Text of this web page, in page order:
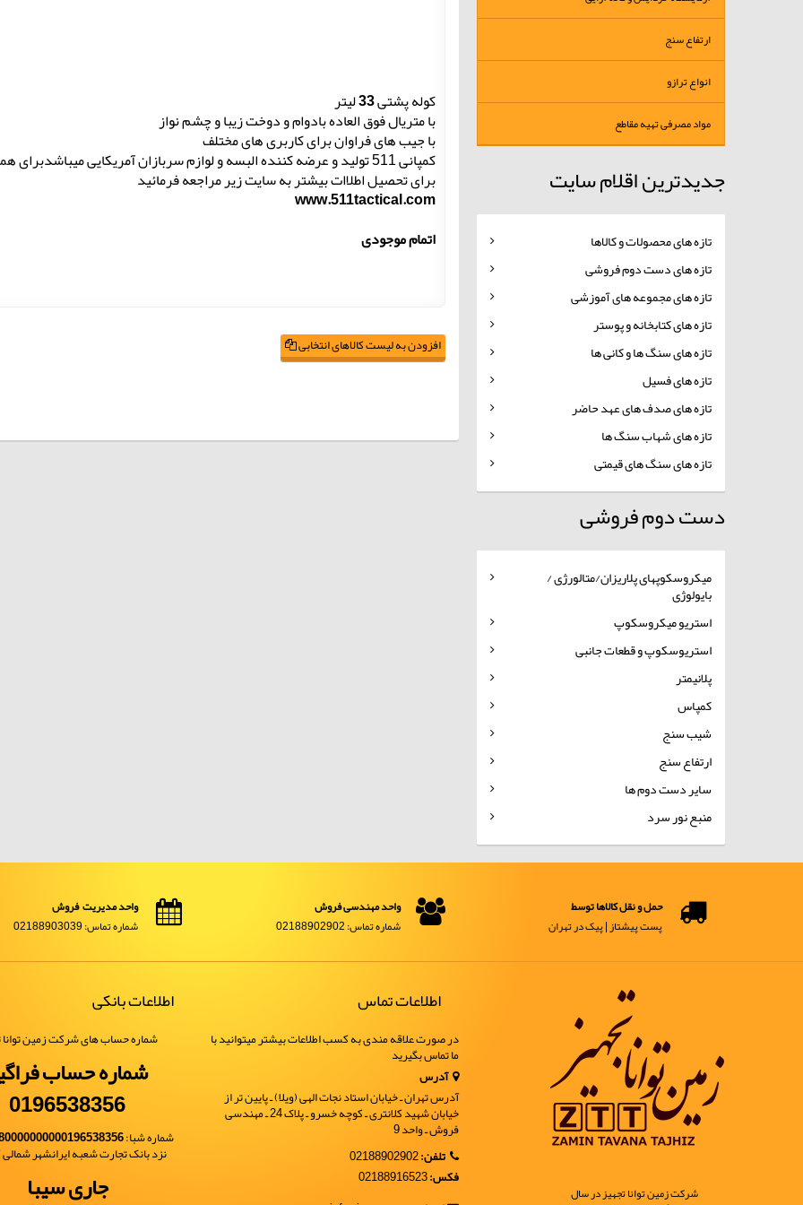
ارتفاع سنج
انواع ترازو
مواد مصرفی تهیه مقاطع
جدیدترین اقلام سایت
تازه های محصولات و کالاها
تازه های دست دوم فروشی
تازه های مجموعه های آموزشی
تازه های کتابخانه و پوستر
تازه های سنگ ها و کانی ها
تازه های فسیل
تازه های صدف های عهد حاضر
تازه های شهاب سنگ ها
تازه های سنگ های قیمتی
دست دوم فروشی
میکروسکوپهای پلاریزان/متالورژی /
بایولوژی
استریو میکروسکوپ
استریوسکوپ و قطعات جانبی
پلانیمتر
کمپاس
شیب سنج
ارتفاع سنج
سایر دست دوم ها
منبع نور سرد
کوله پشتی33لیتر
با متریال فوق العاده بادوام و دوخت زیبا و چشم نواز
با جیب های فراوان برای کاربری های مختلف
کمپانی 511 تولید و عرضه کننده البسه و لوازم سربازان آمریکایی میباشدبرای همین از کیفیت بسیار بالا برخوردار میباشد
برای تحصیل اطلاات بیشتر به سایت زیر مراجعه فرمائید
www.511tactical.com
اتمام موجودی
افزودن به لیست کالاهای انتخابی
حمل و نقل کالاها توسط
پست پیشتاز | پیک در تهران
واحد مهندسی فروش
شماره تماس: 02188902902
واحد مدیریت فروش
شماره تماس: 02188903039
شرکت زمین توانا تجهیز در سال
اطلاعات تماس
در صورت علاقه مندی به کسب اطلاعات بیشتر میتوانید با
ما تماس بگیرید
آدرس
آدرس تهران ـ خیابان استاد نجات الهی (ویلا) ـ پایین تر از
خیابان شهید کلانتری ـ کوچه خسرو ـ پلاک 24 ـ مهندسی
فروش ـ واحد 9
تلفن:02188902902
فکس:02188916523
اطلاعات بانکی
شماره حساب های شرکت زمین توانا
شماره حساب
0196538356
شماره شبا:
نزد بانک تجارت شعبه ایرانشهر شمالی
جاری سیبا